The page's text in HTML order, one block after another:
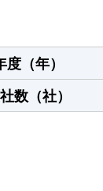
度（年）
数（社）